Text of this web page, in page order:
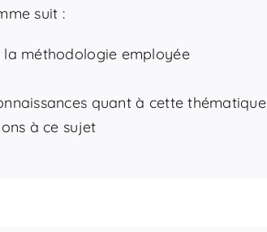
suit :
méthodologie employée
quant à cette thématique
à ce sujet